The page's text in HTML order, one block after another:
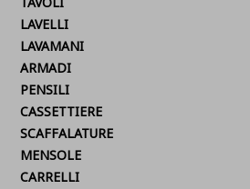
LAVELLI
LAVAMANI
ARMADI
PENSILI
CASSETTIERE
SCAFFALATURE
MENSOLE
CARRELLI